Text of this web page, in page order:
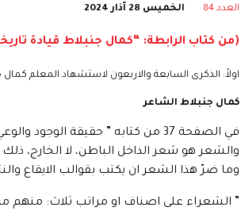
العدد 84 الخميس 28 آذار 2024
(من كتاب الرابطة: “كمال جنبلاط قيادة
اولاً: الذكرى السابعة والاربعون لاستشهاد المعلم كمال
كمال جنبلاط الشاعر
في الصفحة 37 من كتابه ” حقيقة
والشعر هو شعر الداخل الباطن، لا الخارج،
وما ضرّ هذا الشعر ان يكتب بقوالب الايقاع
” الشعراء على اصناف او مراتب ثلاث: منهم